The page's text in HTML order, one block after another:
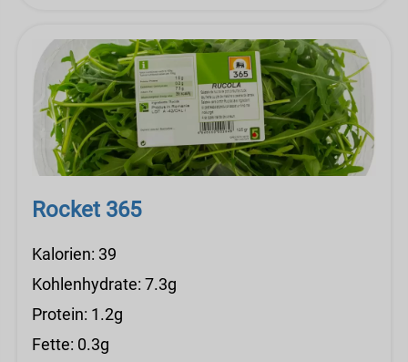
Rocket 365
Kalorien: 39
Kohlenhydrate: 7.3g
Protein: 1.2g
Fette: 0.3g